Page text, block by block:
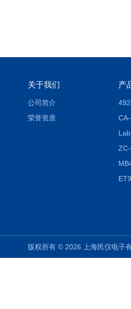
关于我们
公司简介
荣誉资质
产
版权所有 © 2026 上海民仪电